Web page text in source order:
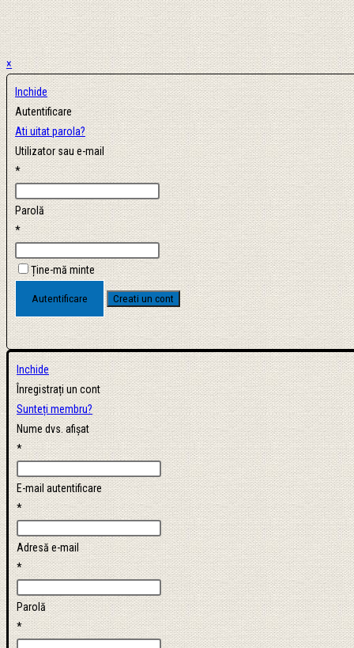
×
Inchide
Autentificare
Ati uitat parola?
Utilizator sau e-mail
*
Parolă
*
Ține-mă minte
Inchide
Înregistrați un cont
Sunteți membru?
Nume dvs. afișat
*
E-mail autentificare
*
Adresă e-mail
*
Parolă
*